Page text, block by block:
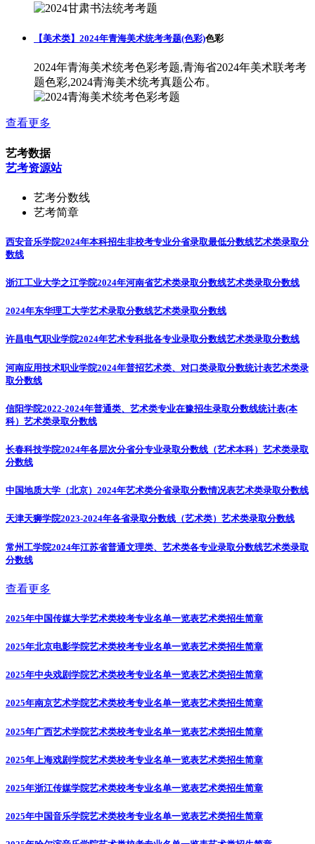
【美术类】2024年青海美术统考考题(色彩)色彩
2024年青海美术统考色彩考题,青海省2024年美术联考考
题色彩,2024青海美术统考真题公布。
查看更多
艺考数据
艺考资源站
艺考分数线
艺考简章
西安音乐学院2024年本科招生非校考专业分省录取最低分数线艺术类录取分
数线
浙江工业大学之江学院2024年河南省艺术类录取分数线艺术类录取分数线
2024年东华理工大学艺术录取分数线艺术类录取分数线
许昌电气职业学院2024年艺术专科批各专业录取分数线艺术类录取分数线
河南应用技术职业学院2024年普招艺术类、对口类录取分数统计表艺术类录
取分数线
信阳学院2022-2024年普通类、艺术类专业在豫招生录取分数线统计表(本
科） 艺术类录取分数线
长春科技学院2024年各层次分省分专业录取分数线（艺术本科） 艺术类录取
分数线
中国地质大学（北京）2024年艺术类分省录取分数情况表艺术类录取分数线
天津天狮学院2023-2024年各省录取分数线（艺术类） 艺术类录取分数线
常州工学院2024年江苏省普通文理类、艺术类各专业录取分数线艺术类录取
分数线
查看更多
2025年中国传媒大学艺术类校考专业名单一览表艺术类招生简章
2025年北京电影学院艺术类校考专业名单一览表艺术类招生简章
2025年中央戏剧学院艺术类校考专业名单一览表艺术类招生简章
2025年南京艺术学院艺术类校考专业名单一览表艺术类招生简章
2025年广西艺术学院艺术类校考专业名单一览表艺术类招生简章
2025年上海戏剧学院艺术类校考专业名单一览表艺术类招生简章
2025年浙江传媒学院艺术类校考专业名单一览表艺术类招生简章
2025年中国音乐学院艺术类校考专业名单一览表艺术类招生简章